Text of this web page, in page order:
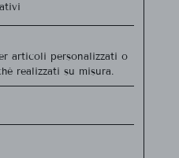
articoli personalizzati o
realizzati su misura.